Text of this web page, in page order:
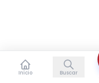
Início Buscar